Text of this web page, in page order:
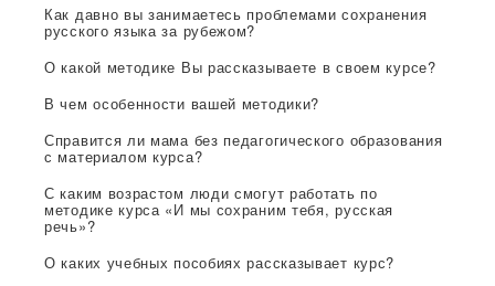
Как давно вы занимаетесь проблемами сохранения
русского языка за рубежом?
О какой методике Вы рассказываете в своем курсе?
В чем особенности вашей методики?
Справится ли мама без педагогического образования
с материалом курса?
С каким возрастом люди смогут работать по
методике курса «И мы сохраним тебя, русская
речь»?
О каких учебных пособиях рассказывает курс?